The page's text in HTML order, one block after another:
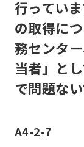
行ってい
の取得に
務センタ
当者」と
で問題な
A4-2-7